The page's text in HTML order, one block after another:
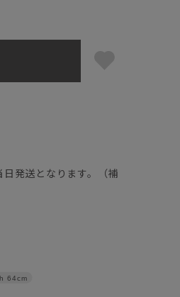
発送となります。（補
64cm